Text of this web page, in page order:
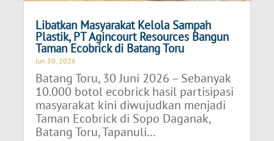
Libatkan Masyarakat Kelola Sampah
Plastik, PT Agincourt Resources Bangun
Taman Ecobrick di Batang Toru
Jun 30, 2026
Batang Toru, 30 Juni 2026 – Sebanyak
10.000 botol ecobrick hasil partisipasi
masyarakat kini diwujudkan menjadi
Taman Ecobrick di Sopo Daganak,
Batang Toru, Tapanuli...